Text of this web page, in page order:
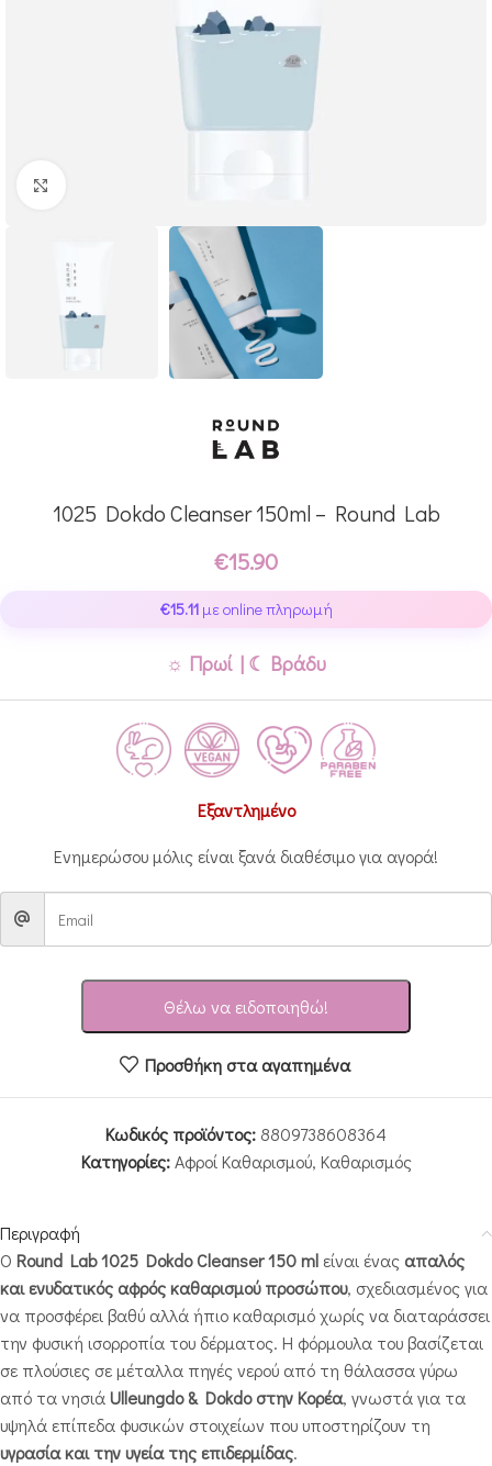
1025 Dokdo Cleanser 150ml – Round Lab
€15.90
€15.11με online πληρωμή
☼ Πρωί | ☾ Βράδυ
Εξαντλημένο
Ενημερώσου μόλις είναι ξανά διαθέσιμο για αγορά!
Θέλω να ειδοποιηθώ!
Προσθήκη στα αγαπημένα
Κωδικός προϊόντος: 8809738608364
Κατηγορίες: Αφροί Καθαρισμού, Καθαρισμός
Περιγραφή
Ο Round Lab 1025 Dokdo Cleanser 150 ml είναι ένας απαλός
και ενυδατικός αφρός καθαρισμού προσώπου, σχεδιασμένος για
να προσφέρει βαθύ αλλά ήπιο καθαρισμό χωρίς να διαταράσσει
την φυσική ισορροπία του δέρματος. Η φόρμουλα του βασίζεται
σε πλούσιες σε μέταλλα πηγές νερού από τη θάλασσα γύρω
από τα νησιάUlleungdo & Dokdo στην Κορέα, γνωστά για τα
υψηλά επίπεδα φυσικών στοιχείων που υποστηρίζουν τη
υγρασία και την υγεία της επιδερμίδας.